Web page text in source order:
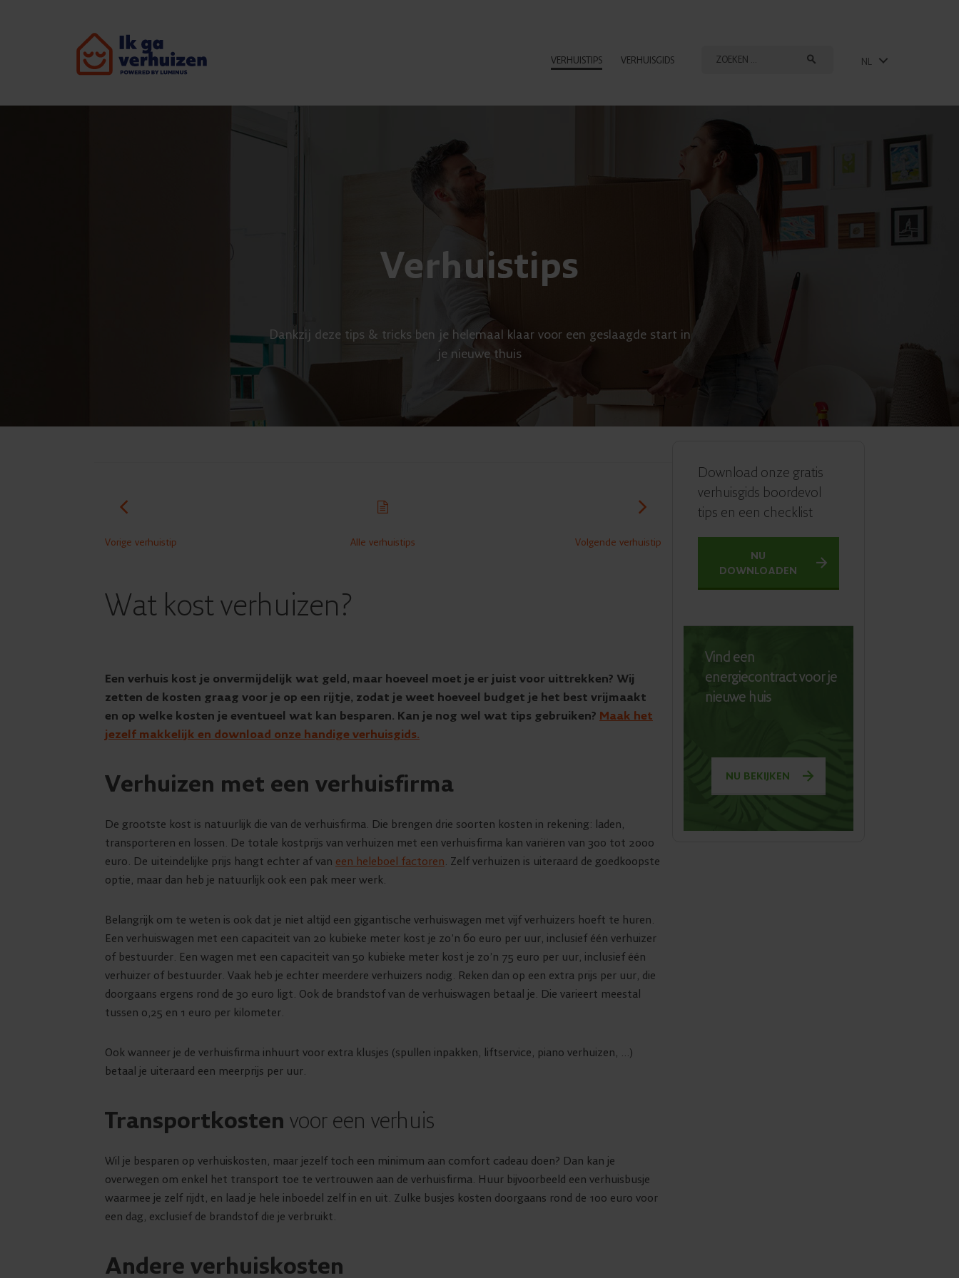
VERHUISTIPS VERHUISGIDS NL
Verhuistips
Dankzij deze tips & tricks ben je helemaal klaar voor een geslaagde start in
je nieuwe thuis
Vorige verhuistip Alle verhuistips Volgende verhuistip
Wat kost verhuizen?
Een verhuis kost je onvermijdelijk wat geld, maar hoeveel moet je er juist voor uittrekken? Wij
zetten de kosten graag voor je op een rijtje, zodat je weet hoeveel budget je het best vrijmaakt
en op welke kosten je eventueel wat kan besparen. Kan je nog wel wat tips gebruiken? Maak het
jezelf makkelijk en download onze handige verhuisgids.
Verhuizen met een verhuisfirma
De grootste kost is natuurlijk die van de verhuisfirma. Die brengen drie soorten kosten in rekening: laden,
transporteren en lossen. De totale kostprijs van verhuizen met een verhuisfirma kan variëren van 300 tot 2000
euro. De uiteindelijke prijs hangt echter af van een heleboel factoren. Zelf verhuizen is uiteraard de goedkoopste
optie, maar dan heb je natuurlijk ook een pak meer werk.
Belangrijk om te weten is ook dat je niet altijd een gigantische verhuiswagen met vijf verhuizers hoeft te huren.
Een verhuiswagen met een capaciteit van 20 kubieke meter kost je zo’n 60 euro per uur, inclusief één verhuizer
of bestuurder. Een wagen met een capaciteit van 50 kubieke meter kost je zo’n 75 euro per uur, inclusief één
verhuizer of bestuurder. Vaak heb je echter meerdere verhuizers nodig. Reken dan op een extra prijs per uur, die
doorgaans ergens rond de 30 euro ligt. Ook de brandstof van de verhuiswagen betaal je. Die varieert meestal
tussen 0,25 en 1 euro per kilometer.
Ook wanneer je de verhuisfirma inhuurt voor extra klusjes (spullen inpakken, liftservice, piano verhuizen, …)
betaal je uiteraard een meerprijs per uur.
Transportkosten voor een verhuis
Wil je besparen op verhuiskosten, maar jezelf toch een minimum aan comfort cadeau doen? Dan kan je
overwegen om enkel het transport toe te vertrouwen aan de verhuisfirma. Huur bijvoorbeeld een verhuisbusje
waarmee je zelf rijdt, en laad je hele inboedel zelf in en uit. Zulke busjes kosten doorgaans rond de 100 euro voor
een dag, exclusief de brandstof die je verbruikt.
Andere verhuiskosten
Download onze gratis
verhuisgids boordevol
tips en een checklist
NU
DOWNLOADEN
Vind een
energiecontract voor je
nieuwe huis
NU BEKIJKEN